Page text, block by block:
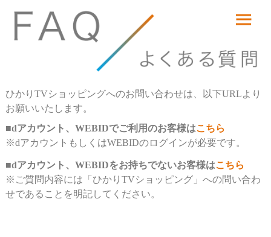
ひかりTVショッピングへのお問い合わせは、以下URLより
お願いいたします。
■dアカウント、WEBIDでご利用のお客様はこちら
※dアカウントもしくはWEBIDのログインが必要です。
■dアカウント、WEBIDをお持ちでないお客様はこちら
※ご質問内容には「ひかりTVショッピング」への問い合わ
せであることを明記してください。